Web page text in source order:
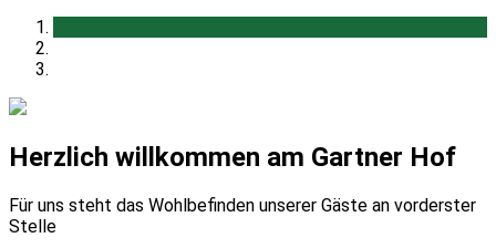
Herzlich willkommen am Gartner Hof
Für uns steht das Wohlbefinden unserer Gäste an vorderster
Stelle